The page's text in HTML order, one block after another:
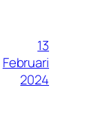
13
Februari
2024